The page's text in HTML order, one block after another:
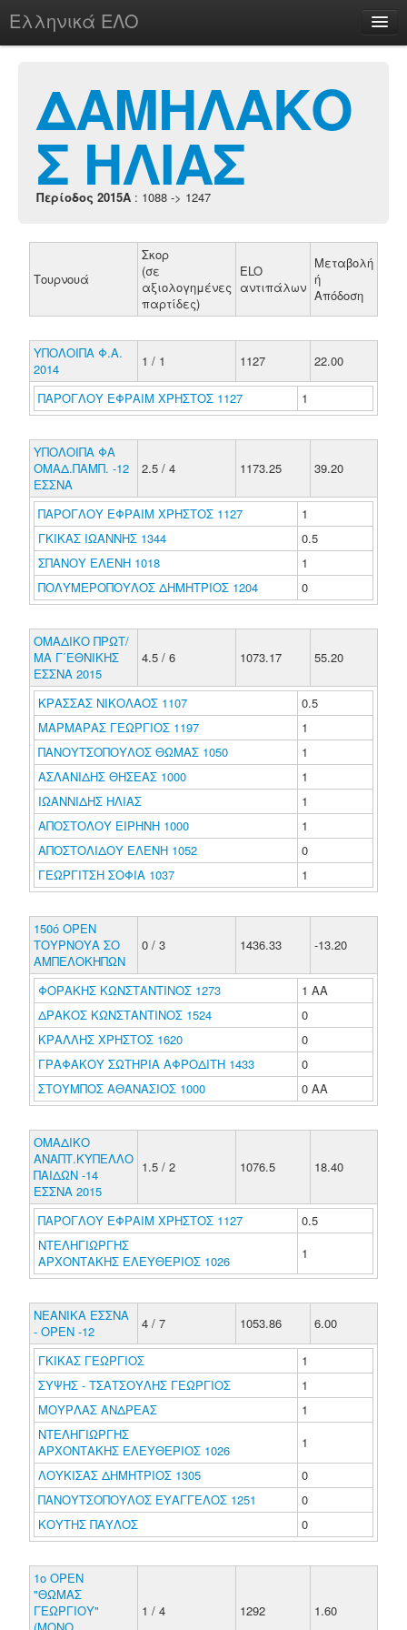
Ελληνικά ΕΛΟ
chesstu.be @ discord
Login
ΔΑΜΗΛΑΚΟ
Σ ΗΛΙΑΣ
Περίοδος 2015A : 1088 -> 1247
Τουρνουά
Σκορ
(σε
αξιολογημένες
παρτίδες)
ELO
αντιπάλων
Μεταβολή
ή
Απόδοση
ΥΠΟΛΟΙΠΑ Φ.Α.
2014
1 / 1 1127 22.00
ΠΑΡΟΓΛΟΥ ΕΦΡΑΙΜ ΧΡΗΣΤΟΣ 1127 1
ΥΠΟΛΟΙΠΑ ΦΑ
ΟΜΑΔ.ΠΑΜΠ. -12
ΕΣΣΝΑ
2.5 / 4 1173.25 39.20
ΠΑΡΟΓΛΟΥ ΕΦΡΑΙΜ ΧΡΗΣΤΟΣ 1127
1
ΓΚΙΚΑΣ ΙΩΑΝΝΗΣ 1344
0.5
ΣΠΑΝΟΥ ΕΛΕΝΗ 1018
1
ΠΟΛΥΜΕΡΟΠΟΥΛΟΣ ΔΗΜΗΤΡΙΟΣ 1204
0
ΟΜΑΔΙΚΟ ΠΡΩΤ/
ΜΑ Γ΄ΕΘΝΙΚΗΣ
ΕΣΣΝΑ 2015
4.5 / 6 1073.17 55.20
ΚΡΑΣΣΑΣ ΝΙΚΟΛΑΟΣ 1107
0.5
ΜΑΡΜΑΡΑΣ ΓΕΩΡΓΙΟΣ 1197
1
ΠΑΝΟΥΤΣΟΠΟΥΛΟΣ ΘΩΜΑΣ 1050
1
ΑΣΛΑΝΙΔΗΣ ΘΗΣΕΑΣ 1000
1
ΙΩΑΝΝΙΔΗΣ ΗΛΙΑΣ
1
ΑΠΟΣΤΟΛΟΥ ΕΙΡΗΝΗ 1000
1
ΑΠΟΣΤΟΛΙΔΟΥ ΕΛΕΝΗ 1052
0
ΓΕΩΡΓΙΤΣΗ ΣΟΦΙΑ 1037
1
150ό ΟΡΕΝ
ΤΟΥΡΝΟΥΑ ΣΟ
ΑΜΠΕΛΟΚΗΠΩΝ
0 / 3 1436.33 -13.20
ΦΟΡΑΚΗΣ ΚΩΝΣΤΑΝΤΙΝΟΣ 1273
1 ΑΑ
ΔΡΑΚΟΣ ΚΩΝΣΤΑΝΤΙΝΟΣ 1524
0
ΚΡΑΛΛΗΣ ΧΡΗΣΤΟΣ 1620
0
ΓΡΑΦΑΚΟΥ ΣΩΤΗΡΙΑ ΑΦΡΟΔΙΤΗ 1433
0
ΣΤΟΥΜΠΟΣ ΑΘΑΝΑΣΙΟΣ 1000
0 ΑΑ
ΟΜΑΔΙΚΟ
ΑΝΑΠΤ.ΚΥΠΕΛΛΟ
ΠΑΙΔΩΝ -14
ΕΣΣΝΑ 2015
1.5 / 2 1076.5 18.40
ΠΑΡΟΓΛΟΥ ΕΦΡΑΙΜ ΧΡΗΣΤΟΣ 1127
0.5
ΝΤΕΛΗΓΙΩΡΓΗΣ
ΑΡΧΟΝΤΑΚΗΣ ΕΛΕΥΘΕΡΙΟΣ 1026
1
ΝΕΑΝΙΚΑ ΕΣΣΝΑ
- ΟΡΕΝ -12
4 / 7 1053.86 6.00
ΓΚΙΚΑΣ ΓΕΩΡΓΙΟΣ
1
ΣΥΨΗΣ - ΤΣΑΤΣΟΥΛΗΣ ΓΕΩΡΓΙΟΣ
1
ΜΟΥΡΛΑΣ ΑΝΔΡΕΑΣ
1
ΝΤΕΛΗΓΙΩΡΓΗΣ
ΑΡΧΟΝΤΑΚΗΣ ΕΛΕΥΘΕΡΙΟΣ 1026
1
ΛΟΥΚΙΣΑΣ ΔΗΜΗΤΡΙΟΣ 1305
0
ΠΑΝΟΥΤΣΟΠΟΥΛΟΣ ΕΥΑΓΓΕΛΟΣ 1251
0
ΚΟΥΤΗΣ ΠΑΥΛΟΣ
0
1o OPEN
"ΘΩΜΑΣ
ΓΕΩΡΓΙΟΥ"
1 / 4 1292 1.60